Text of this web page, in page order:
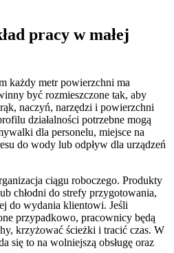
pracy w małej
każdy metr powierzchni ma
być rozmieszczone tak, aby
naczyń, narzędzi i powierzchni
działalności potrzebne mogą
dla personelu, miejsce na
do wody lub odpływ dla urządzeń
ciągu roboczego. Produkty
chłodni do strefy przygotowania,
do wydania klientowi. Jeśli
przypadkowo, pracownicy będą
krzyżować ścieżki i tracić czas. W
się to na wolniejszą obsługę oraz